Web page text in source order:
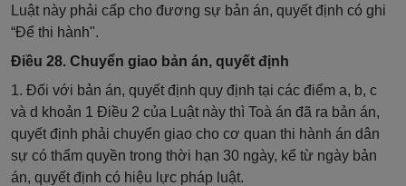
Luật này phải cấp cho đương sự bản án, quyết định có ghi
“Để thi hành".
Điều 28. Chuyển giao bản án, quyết định
1. Đối với bản án, quyết định quy định tại các điểm a, b, c
và d khoản 1 Điều 2 của Luật này thì Toà án đã ra bản án,
quyết định phải chuyển giao cho cơ quan thi hành án dân
sự có thẩm quyền trong thời hạn 30 ngày, kể từ ngày bản
án, quyết định có hiệu lực pháp luật.